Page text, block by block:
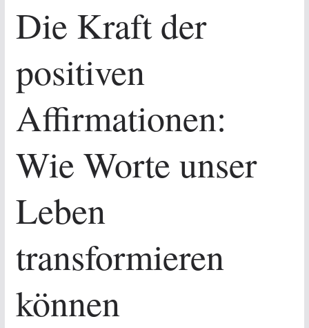
Die Kraft der
positiven
Affirmationen:
Wie Worte unser
Leben
transformieren
können